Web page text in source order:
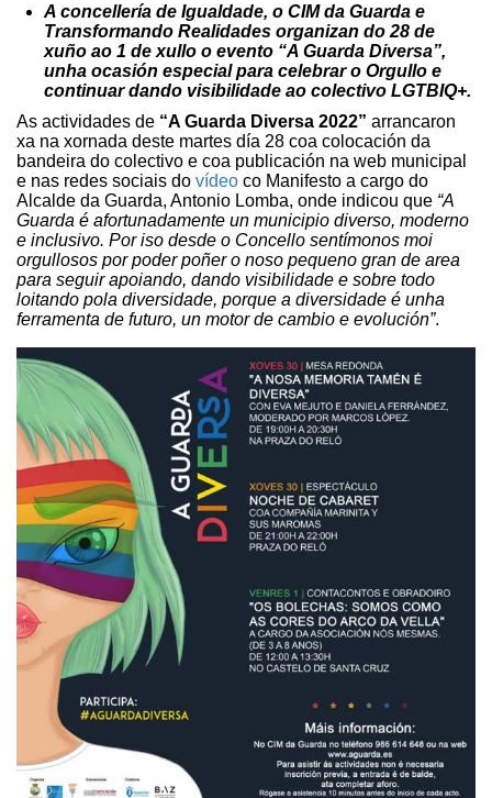
A concellería de Igualdade, o CIM da Guarda e
Transformando Realidades organizan do 28 de
xuño ao 1 de xullo o evento “A Guarda Diversa”,
unha ocasión especial para celebrar o Orgullo e
continuar dando visibilidade ao colectivo LGTBIQ+.
As actividades de “A Guarda Diversa 2022” arrancaron
xa na xornada deste martes día 28 coa colocación da
bandeira do colectivo e coa publicación na web municipal
e nas redes sociais do vídeo co Manifesto a cargo do
Alcalde da Guarda, Antonio Lomba, onde indicou que “A
Guarda é afortunadamente un municipio diverso, moderno
e inclusivo. Por iso desde o Concello sentímonos moi
orgullosos por poder poñer o noso pequeno gran de area
para seguir apoiando, dando visibilidade e sobre todo
loitando pola diversidade, porque a diversidade é unha
ferramenta de futuro, un motor de cambio e evolución”.